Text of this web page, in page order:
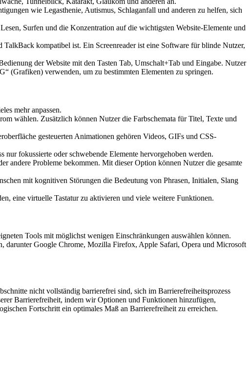
wie Legasthenie, Autismus, Schlaganfall und anderen zu helfen, sich
Surfen und die Konzentration auf die wichtigsten Website-Elemente und
kompatibel ist. Ein Screenreader ist eine Software für blinde Nutzer,
der Website mit den Tasten Tab, Umschalt+Tab und Eingabe. Nutzer
(Grafiken) verwenden, um zu bestimmten Elementen zu springen.
mehr anpassen.
wählen. Zusätzlich können Nutzer die Farbschemata für Titel, Texte und
gesteuerten Animationen gehören Videos, GIFs und CSS-
fokussierte oder schwebende Elemente hervorgehoben werden.
andere Probleme bekommen. Mit dieser Option können Nutzer die gesamte
mit kognitiven Störungen die Bedeutung von Phrasen, Initialen, Slang
eine virtuelle Tastatur zu aktivieren und viele weitere Funktionen.
Tools mit möglichst wenigen Einschränkungen auswählen können.
darunter Google Chrome, Mozilla Firefox, Apple Safari, Opera und Microsoft
nicht vollständig barrierefrei sind, sich im Barrierefreiheitsprozess
Barrierefreiheit, indem wir Optionen und Funktionen hinzufügen,
Fortschritt ein optimales Maß an Barrierefreiheit zu erreichen.